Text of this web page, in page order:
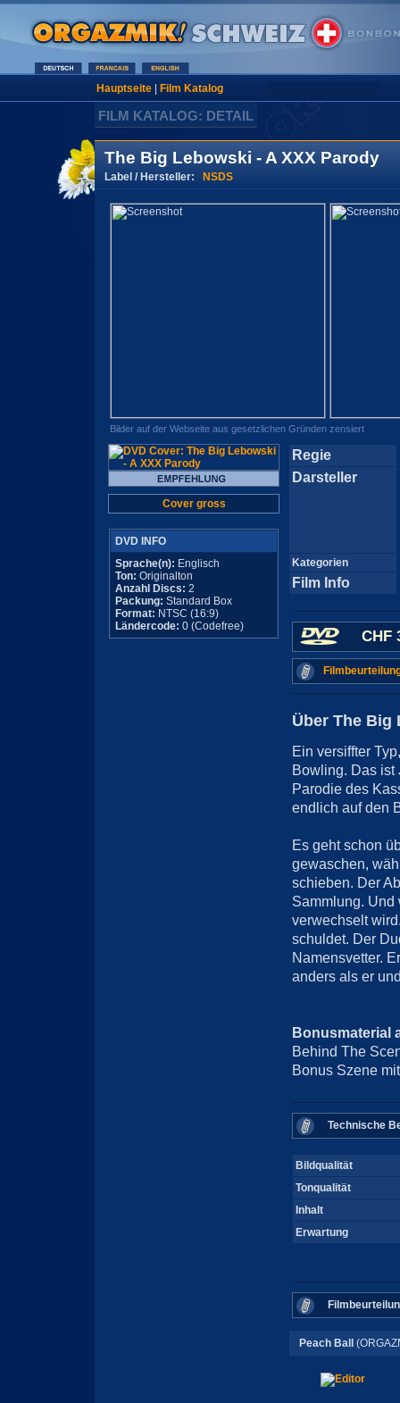
Hauptseite| Film Katalog
FILM KATALOG: DETAIL
The Big Lebowski - A XXX Parody
Label / Hersteller: NSDS
Bilder auf der Webseite aus gesetzlichen Gründen zensiert
Cover gross
DVD INFO
Sprache(n): Englisch
Ton: Originalton
Anzahl Discs: 2
Packung: Standard Box
Format: NTSC (16:9)
Ländercode: 0 (Codefree)
Regie
Darsteller
Kategorien
Film Info
CHF
Über The Big
Ein versiffter
Bowling. Das ist
Parodie des
endlich auf den
Es geht schon
gewaschen,
schieben. Der
Sammlung. Und
verwechselt
schuldet. Der
Namensvetter.
anders als er
Bonusmaterial
Behind The
Bonus Szene
Technische
Bildqualität
Tonqualität
Inhalt
Erwartung
Peach Ball